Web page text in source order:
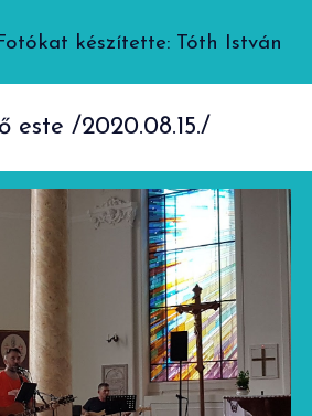
készítette: Tóth István
este/2020.08.15./